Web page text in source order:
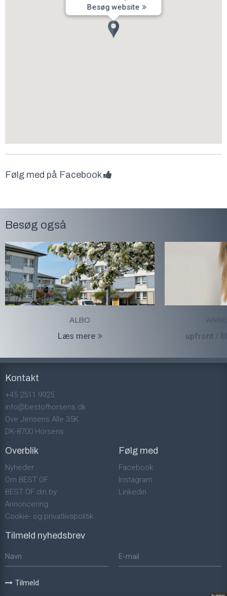
Besøg website
Følg med på Facebook
Besøg også
ALBO
Læs mere upfront /
Kontakt
+45 2511 9925
info@bestofhorsens.dk
Ove Jensens Alle 35K
DK-8700 Horsens
Overblik
Nyheder
Om BEST OF
BEST OF din by
Annoncering
Cookie- og privatlivspolitik
Følg med
Facebook
Instagram
Linkedin
Tilmeld nyhedsbrev
Tilmeld